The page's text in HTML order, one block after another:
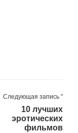
Следующая запись "
10 лучших
эротических
фильмов